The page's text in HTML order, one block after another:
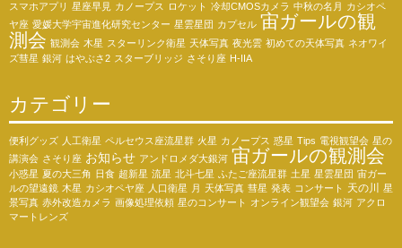
スマホアプリ 星座早見 カノープス ロケット 冷却CMOSカメラ 中秋の名月 カシオペ
ヤ座 愛媛大学宇宙進化研究センター 星雲星団 カプセル 宙ガールの観
測会 観測会 木星 スターリンク衛星 天体写真 夜光雲 初めての天体写真 ネオワイ
ズ彗星 銀河 はやぶさ2 スターブリッジ さそり座 H-IIA
カテゴリー
便利グッズ 人工衛星 ペルセウス座流星群 火星 カノープス 惑星 Tips 電視観望会 星の
講演会 さそり座 お知らせ アンドロメダ大銀河 宙ガールの観測会
小惑星 夏の大三角 日食 超新星 流星 北斗七星 ふたご座流星群 土星 星雲星団 宙ガー
ルの望遠鏡 木星 カシオペヤ座 人口衛星 月 天体写真 彗星 発表 コンサート 天の川
星
景写真 赤外改造カメラ 画像処理依頼 星のコンサート オンライン観望会 銀河 アクロ
マートレンズ